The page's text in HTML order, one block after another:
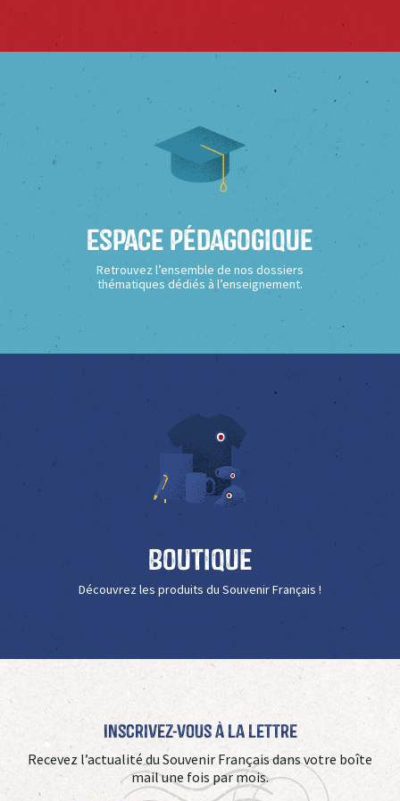
Espace Pédagogique
Retrouvez l’ensemble de nos dossiers
thématiques dédiés à l’enseignement.
Boutique
Découvrez les produits du Souvenir Français !
Inscrivez-vous à La Lettre
Recevez l’actualité du Souvenir Français dans votre boîte
mail une fois par mois.